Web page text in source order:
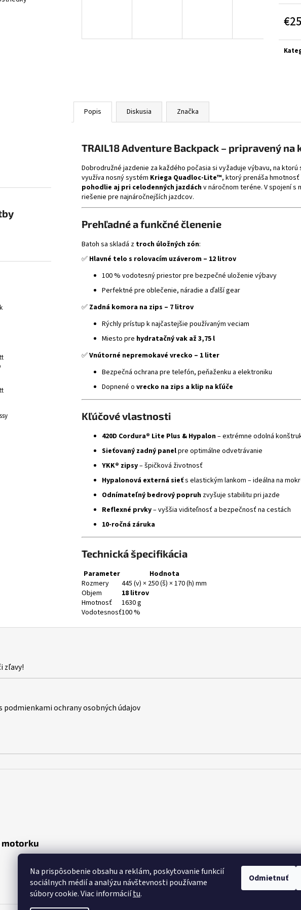
Na prispôsobenie obsahu a reklám, poskytovanie funkcií
sociálnych médií a analýzu návštevnosti používame
súbory cookie. Viac informáciítu.
Odmietnuť
cena:
Popis Diskusia Značka
TRAIL18 Adventure Backpack – pripravený
Dobrodružné jazdenie za každého počasia si vyžaduje výbavu, na
využíva nosný systém Kriega Quadloc-Lite™, ktorý prenáša
pohodlie aj pri celodenných jazdáchv náročnom teréne. V spojení
riešenie pre najnáročnejších jazdcov.
Prehľadné a funkčné členenie
Batoh sa skladá z troch úložných zón:
✅ Hlavné telo s rolovacím uzáverom – 12 litrov
100 % vodotesný priestor pre bezpečné uloženie výbavy
Perfektné pre oblečenie, náradie a ďalší gear
✅ Zadná komora na zips – 7 litrov
Rýchly prístup k najčastejšie používaným veciam
Miesto pre hydratačný vak až 3,75 l
✅Vnútorné nepremokavé vrecko – 1 liter
Bezpečná ochrana pre telefón, peňaženku a elektroniku
Dopnené o vrecko na zips a klip na kľúče
Kľúčové vlastnosti
420D Cordura® Lite Plus & Hypalon– extrémne odolná
Sieťovaný zadný panelpre optimálne odvetrávanie
YKK® zipsy– špičková životnosť
Hypalonová externá sieťs elastickým lankom – ideálna na
Odnímateľný bedrový popruh zvyšuje stabilitu pri jazde
Reflexné prvky– vyššia viditeľnosť a bezpečnosť na cestách
10-ročná záruka
Technická špecifikácia
Parameter
Hodnota
Rozmery
445 (v) × 250 (š) × 170 (h) mm
Objem
18 litrov
Hmotnosť
1630 g
Vodotesnosť100 %
zľavy!
podmienkami ochrany osobných údajov
motorku